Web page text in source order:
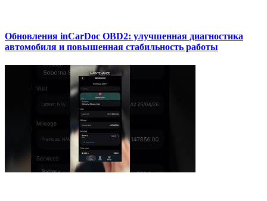
Обновления inCarDoc OBD2: улучшенная диагностика
автомобиля и повышенная стабильность работы